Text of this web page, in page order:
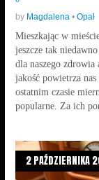
by Magdalena• Opał
Mieszkając w
jeszcze tak
dla naszego
jakość powietrza
ostatnim czasie
popularne. Za ich
2 PAŹDZIERNIKA